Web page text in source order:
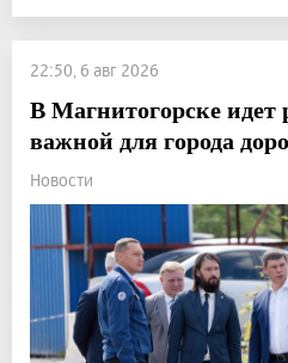
22:50, 6 авг 2026
В Магнитогорске идет
важной для города
Новости